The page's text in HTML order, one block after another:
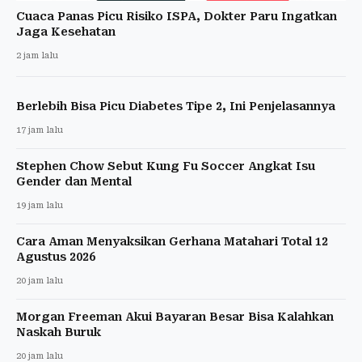
Cuaca Panas Picu Risiko ISPA, Dokter Paru Ingatkan
Jaga Kesehatan
2 jam lalu
Berlebih Bisa Picu Diabetes Tipe 2, Ini Penjelasannya
17 jam lalu
Stephen Chow Sebut Kung Fu Soccer Angkat Isu
Gender dan Mental
19 jam lalu
Cara Aman Menyaksikan Gerhana Matahari Total 12
Agustus 2026
20 jam lalu
Morgan Freeman Akui Bayaran Besar Bisa Kalahkan
Naskah Buruk
20 jam lalu